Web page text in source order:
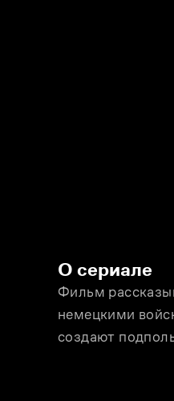
О сериале
Фильм
немецкими
создают